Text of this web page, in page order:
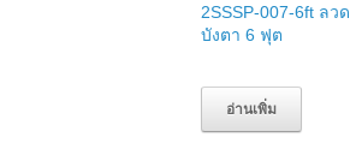
2SSSP-007-6ft ลวด
บังตา 6 ฟุต
อ่านเพิ่ม